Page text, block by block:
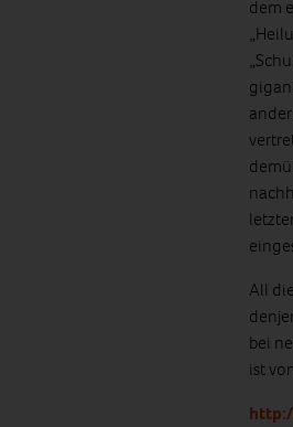
dem
All
bei
ist